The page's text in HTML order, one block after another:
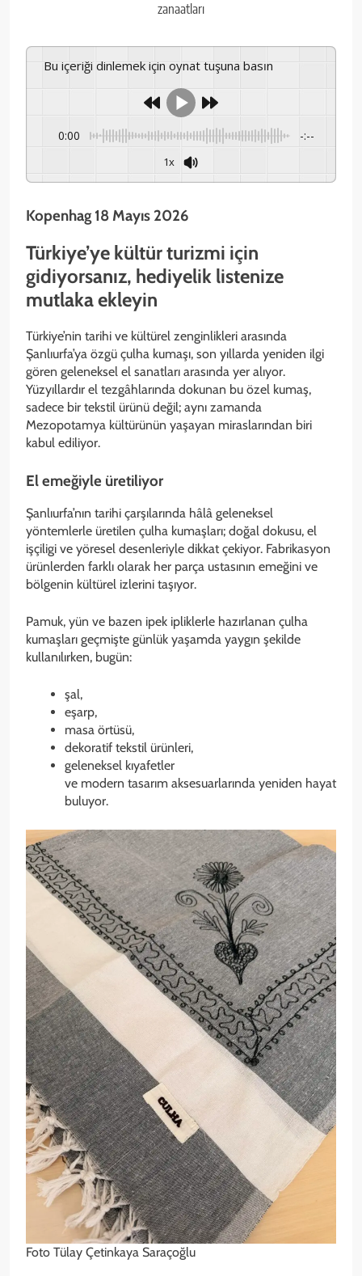
zanaatları
Bu içeriği dinlemek için oynat tuşuna basın
0:00 -:--
1x
Kopenhag 18 Mayıs 2026
Türkiye’ye kültür turizmi için
gidiyorsanız, hediyelik listenize
mutlaka ekleyin
Türkiye’nin tarihi ve kültürel zenginlikleri arasında
Şanlıurfa’ya özgü çulha kumaşı, son yıllarda yeniden ilgi
gören geleneksel el sanatları arasında yer alıyor.
Yüzyıllardır el tezgâhlarında dokunan bu özel kumaş,
sadece bir tekstil ürünü değil; aynı zamanda
Mezopotamya kültürünün yaşayan miraslarından biri
kabul ediliyor.
El emeğiyle üretiliyor
Şanlıurfa’nın tarihi çarşılarında hâlâ geleneksel
yöntemlerle üretilen çulha kumaşları; doğal dokusu, el
işçiligi ve yöresel desenleriyle dikkat çekiyor. Fabrikasyon
ürünlerden farklı olarak her parça ustasının emeğini ve
bölgenin kültürel izlerini taşıyor.
Pamuk, yün ve bazen ipek ipliklerle hazırlanan çulha
kumaşları geçmişte günlük yaşamda yaygın şekilde
kullanılırken, bugün:
şal,
eşarp,
masa örtüsü,
dekoratif tekstil ürünleri,
geleneksel kıyafetler
ve modern tasarım aksesuarlarında yeniden hayat
buluyor.
Foto Tülay Çetinkaya Saraçoğlu